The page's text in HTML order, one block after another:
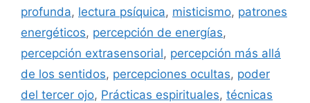
profunda, lectura psíquica, misticismo, patrones
energéticos, percepción de energías,
percepción extrasensorial, percepción más allá
de los sentidos, percepciones ocultas, poder
del tercer ojo, Prácticas espirituales, técnicas